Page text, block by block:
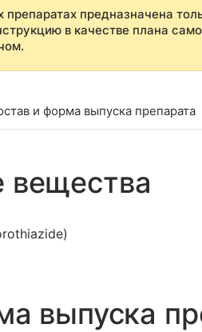
предназначена
в качестве плана
и форма выпуска препарата
выпуска